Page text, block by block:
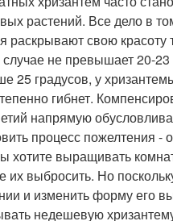
растений. Все дело в
свою красоту
не превышает 20-
25 градусов, у
гибнет.
напрямую
процесс пожелтения -
хотите выращивать
их выбросить. Но
и изменить форму его
недешевую